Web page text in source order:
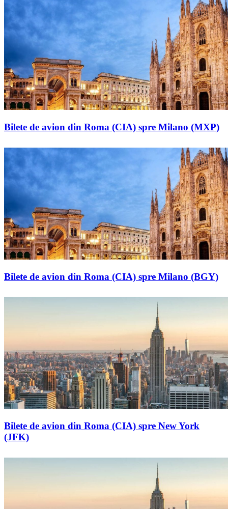
Bilete de avion din Roma (CIA) spre Milano (MXP)
Bilete de avion din Roma (CIA) spre Milano (BGY)
Bilete de avion din Roma (CIA) spre New York
(JFK)